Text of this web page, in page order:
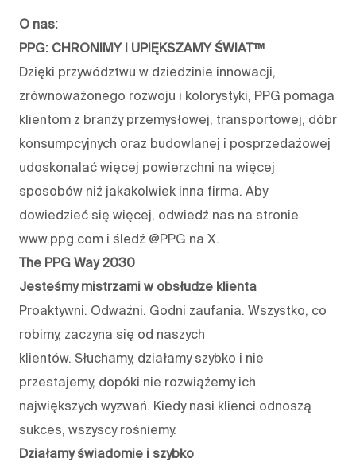
O nas:
PPG: CHRONIMY I UPIĘKSZAMY ŚWIAT™
Dzięki przywództwu w dziedzinie innowacji,
zrównoważonego rozwoju i kolorystyki, PPG pomaga
klientom z branży przemysłowej, transportowej, dóbr
konsumpcyjnych oraz budowlanej i posprzedażowej
udoskonalać więcej powierzchni na więcej
sposobów niż jakakolwiek inna firma. Aby
dowiedzieć się więcej, odwiedź nas na stronie
www.ppg.com i śledź @PPG na X.
The PPG Way 2030
Jesteśmy mistrzami w obsłudze klienta
Proaktywni. Odważni. Godni zaufania. Wszystko, co
robimy, zaczyna się od naszych
klientów. Słuchamy, działamy szybko i nie
przestajemy, dopóki nie rozwiążemy ich
największych wyzwań. Kiedy nasi klienci odnoszą
sukces, wszyscy rośniemy.
Działamy świadomie i szybko